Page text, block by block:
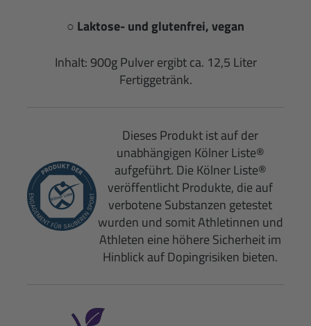
○ Laktose- und glutenfrei, vegan
Inhalt: 900g Pulver ergibt ca. 12,5 Liter
Fertiggetränk.
Dieses Produkt ist auf der
unabhängigen Kölner Liste®
aufgeführt. Die Kölner Liste®
veröffentlicht Produkte, die auf
verbotene Substanzen getestet
wurden und somit Athletinnen und
Athleten eine höhere Sicherheit im
Hinblick auf Dopingrisiken bieten.